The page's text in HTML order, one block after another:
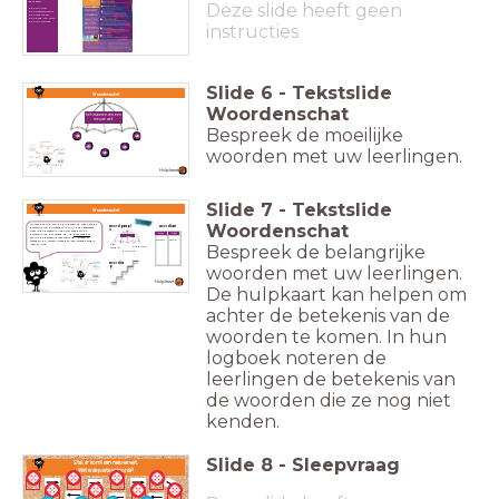
ieder geval:
de minister
de staatssecretaris
de ambtenaar
de Raad van State
de minsterraad
Deze slide heeft geen
instructies
Woordenschat
het invoeren van een
nieuwe wet
Hulpkaart
Slide 6 - Tekstslide
Woordenschat
Bespreek de moeilijke
woorden met uw leerlingen.
Woordenschat
Ga met behulp van de hulpkaart op zoek naar de
betekenis van de woorden die jij hebt gearceerd.
Weet je de betekenis nog niet? Zoek dan de
betekenis van het woord op, op deze website.
Schrijf de betekenis voor jezelf op. Horen er
woorden bij elkaar? Maak dan een woordparaplu,
-kast of -trap.
groot klein
Hulpkaart
woordparapl
u
woordtra
p
woordkast
Slide 7 - Tekstslide
Woordenschat
Bespreek de belangrijke
woorden met uw leerlingen.
De hulpkaart kan helpen om
achter de betekenis van de
woorden te komen. In hun
logboek noteren de
leerlingen de betekenis van
de woorden die ze nog niet
kenden.
Stel: er komt een nieuwe wet.
Wat is de juiste volgorde?
1 2 3
8 7
4
6 5
Slide 8 - Sleepvraag